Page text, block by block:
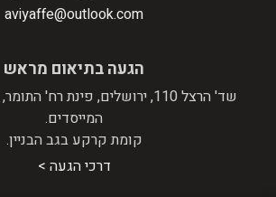
aviyaffe@outlook.com
הגעה בתיאום מראש
שד' הרצל 110, ירושלים, פינת רח'
המייסדים.
קומת קרקע בגב הבניין.
דרכי הגעה >